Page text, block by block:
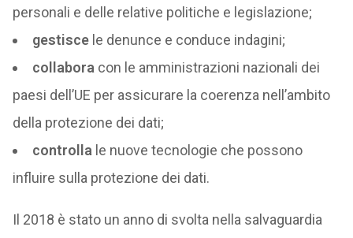
personali e delle relative politiche e legislazione;
gestiscele denunce e conduce indagini;
collabora con le amministrazioni nazionali dei
paesi dell’UE per assicurare la coerenza nell’ambito
della protezione dei dati;
controlla le nuove tecnologie che possono
influire sulla protezione dei dati.
Il 2018 è stato un anno di svolta nella salvaguardia